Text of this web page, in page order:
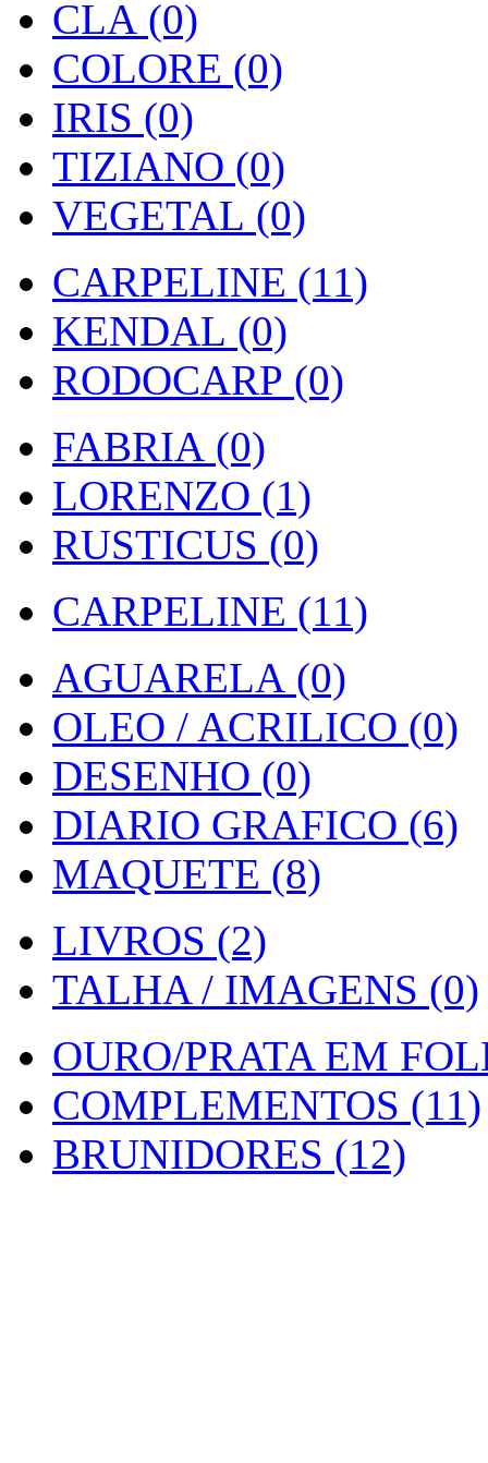
CLA (0)
COLORE (0)
IRIS (0)
TIZIANO (0)
VEGETAL (0)
CARPELINE (11)
KENDAL (0)
RODOCARP (0)
FABRIA (0)
LORENZO (1)
RUSTICUS (0)
CARPELINE (11)
AGUARELA (0)
OLEO / ACRILICO (0)
DESENHO (0)
DIARIO GRAFICO (6)
MAQUETE (8)
LIVROS (2)
TALHA / IMAGENS (0)
OURO/PRATA EM
COMPLEMENTOS (11)
BRUNIDORES (12)